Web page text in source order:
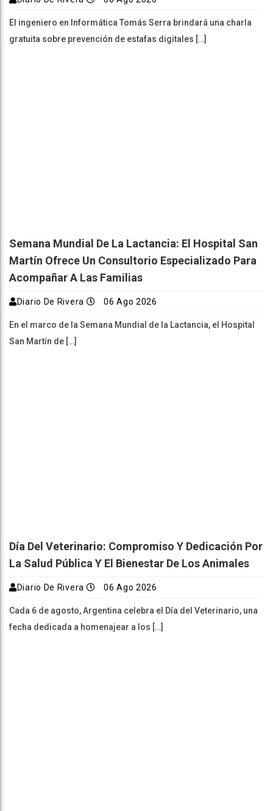
El ingeniero en Informática Tomás Serra brindará una charla
gratuita sobre prevención de estafas digitales […]
Semana Mundial De La Lactancia: El Hospital San
Martín Ofrece Un Consultorio Especializado Para
Acompañar A Las Familias
Diario De Rivera 06 Ago 2026
En el marco de la Semana Mundial de la Lactancia, el Hospital
San Martín de […]
Día Del Veterinario: Compromiso Y Dedicación Por
La Salud Pública Y El Bienestar De Los Animales
Diario De Rivera 06 Ago 2026
Cada 6 de agosto, Argentina celebra el Día del Veterinario, una
fecha dedicada a homenajear a los […]